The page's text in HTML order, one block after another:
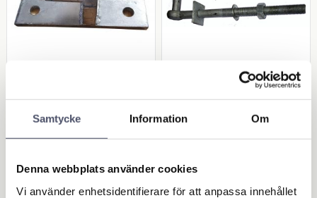
Samtycke Information Om
Denna webbplats använder cookies
Vi använder enhetsidentifierare för att anpassa innehållet
på monteringsplatta: 200 mm
monteringshål: 14,5 mm.
144,00KR
Hake med gänga. Rund